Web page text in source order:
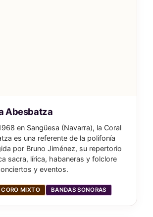
Abesbatza
en Sangüesa (Navarra), la Coral
es una referente de la polifonía
por Bruno Jiménez, su repertorio
sacra, lírica, habaneras y folclore
y eventos.
CORO MIXTO BANDAS SONORAS